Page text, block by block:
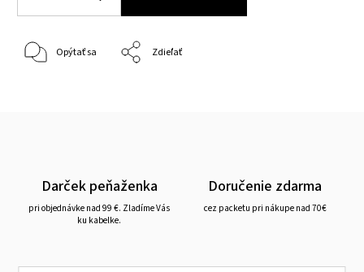
Opýtať sa Zdieľať
Darček peňaženka
pri objednávke nad 99 €. Zladíme Vás
ku kabelke.
Doručenie zdarma
cez packetu pri nákupe nad 70€